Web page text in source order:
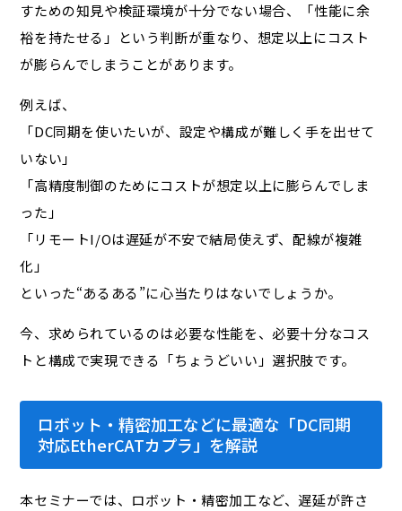
すための知見や検証環境が十分でない場合、「性能に余
裕を持たせる」という判断が重なり、想定以上にコスト
が膨らんでしまうことがあります。
例えば、
「DC同期を使いたいが、設定や構成が難しく手を出せて
いない」
「高精度制御のためにコストが想定以上に膨らんでしま
った」
「リモートI/Oは遅延が不安で結局使えず、配線が複雑
化」
といった“あるある”に心当たりはないでしょうか。
今、求められているのは必要な性能を、必要十分なコス
トと構成で実現できる「ちょうどいい」選択肢です。
ロボット・精密加工などに最適な「DC同期
対応EtherCATカプラ」を解説
本セミナーでは、ロボット・精密加工など、遅延が許さ